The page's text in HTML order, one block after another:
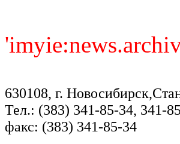
630108, г.
Тел.: (383) 341-85-34, 341-
факс: (383) 341-85-34